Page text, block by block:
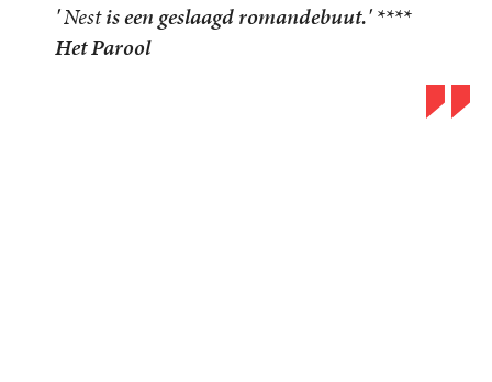
'Nestis een geslaagd romandebuut.' ****
Het Parool